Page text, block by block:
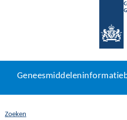
naar
U
zich
hier:
Zoeken